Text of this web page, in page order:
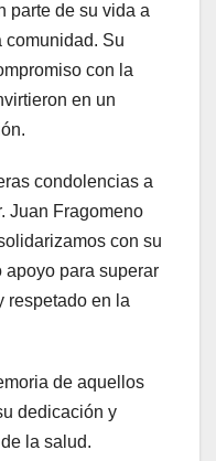
parte de su vida a
comunidad. Su
con la
en un
condolencias a
Juan Fragomeno
con su
apoyo para superar
respetado en la
de aquellos
dedicación y
la salud.